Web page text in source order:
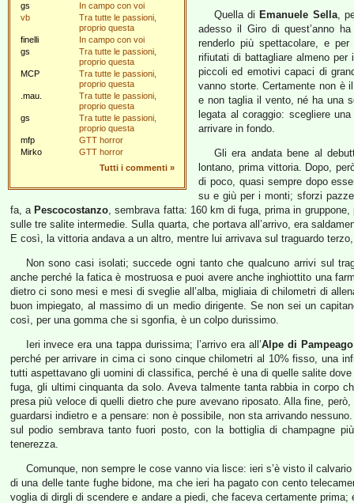
gs
In campo con voi
vb
Tra tutte le passioni,
proprio questa
finelli
In campo con voi
gs
Tra tutte le passioni,
proprio questa
MCP
Tra tutte le passioni,
proprio questa
.mau.
Tra tutte le passioni,
proprio questa
gs
Tra tutte le passioni,
proprio questa
mfp
GTT horror
Mirko
GTT horror
Tutti i commenti »
Quella di Emanuele Sella,
adesso il Giro di quest’anno
renderlo più spettacolare, e
rifiutati di battagliare almeno
piccoli ed emotivi capaci di
vanno storte. Certamente non è
e non taglia il vento, né ha una
legata al coraggio: scegliere
arrivare in fondo.
Gli era andata bene al
lontano, prima vittoria. Dopo,
di poco, quasi sempre dopo
su e giù per i monti; sforzi
fa, a Pescocostanzo, sembrava fatta: 160 km di fuga, prima in
sulle tre salite intermedie. Sulla quarta, che portava all’arrivo, era
E così, la vittoria andava a un altro, mentre lui arrivava sul traguardo
Non sono casi isolati; succede ogni tanto che qualcuno arrivi sul
anche perché la fatica è mostruosa e puoi avere anche inghiottito una
dietro ci sono mesi e mesi di sveglie all’alba, migliaia di chilometri di
buon impiegato, al massimo di un medio dirigente. Se non sei un
così, per una gomma che si sgonfia, è un colpo durissimo.
Ieri invece era una tappa durissima; l’arrivo era all’Alpe di Pampeago
perché per arrivare in cima ci sono cinque chilometri al 10% fisso, una
tutti aspettavano gli uomini di classifica, perché è una di quelle salite
fuga, gli ultimi cinquanta da solo. Aveva talmente tanta rabbia in corpo
presa più veloce di quelli dietro che pure avevano riposato. Alla fine,
guardarsi indietro e a pensare: non è possibile, non sta arrivando
sul podio sembrava tanto fuori posto, con la bottiglia di champagne
tenerezza.
Comunque, non sempre le cose vanno via lisce: ieri s’è visto il
di una delle tante fughe bidone, ma che ieri ha pagato con cento
voglia di dirgli di scendere e andare a piedi, che faceva certamente